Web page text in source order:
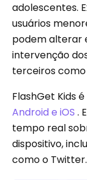
adolescentes.
usuários
podem alterar
intervenção
terceiros
FlashGet Kids
Android e iOS .
tempo real
dispositivo,
como o Twitter.